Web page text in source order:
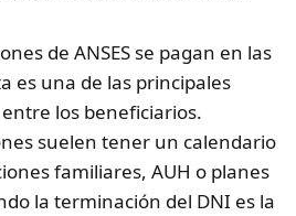
de ANSES se pagan en las
es una de las principales
los beneficiarios.
suelen tener un calendario
familiares, AUH o planes
la terminación del DNI es la